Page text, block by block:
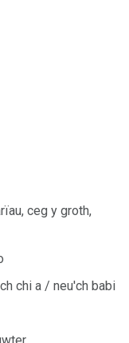
ceg y groth,
chi a / neu'ch babi